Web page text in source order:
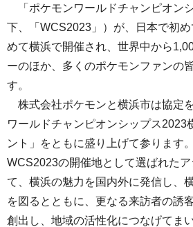
「ポケモンワールドチャンピオン
下、「WCS2023」）が、日本で初
めて横浜で開催され、世界中から
ーのほか、多くのポケモンファンの
す。
株式会社ポケモンと横浜市は協定
ワールドチャンピオンシップス2023
ント」をともに盛り上げて参ります
WCS2023の開催地として選ばれた
て、横浜の魅力を国内外に発信し、
を図るとともに、更なる来訪者の誘
創出し、地域の活性化につなげてま